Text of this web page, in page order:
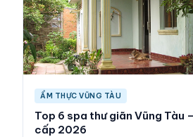
ẨM THỰC VŨNG TÀU
Top 6 spa thư giãn Vũng Tàu
cấp 2026